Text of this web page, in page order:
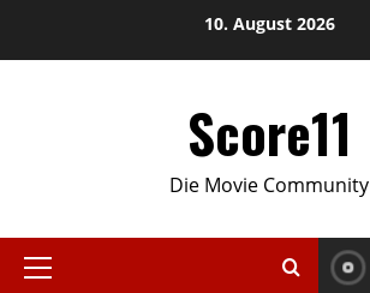
10. August 2026
Score11
Die Movie Community
Primary